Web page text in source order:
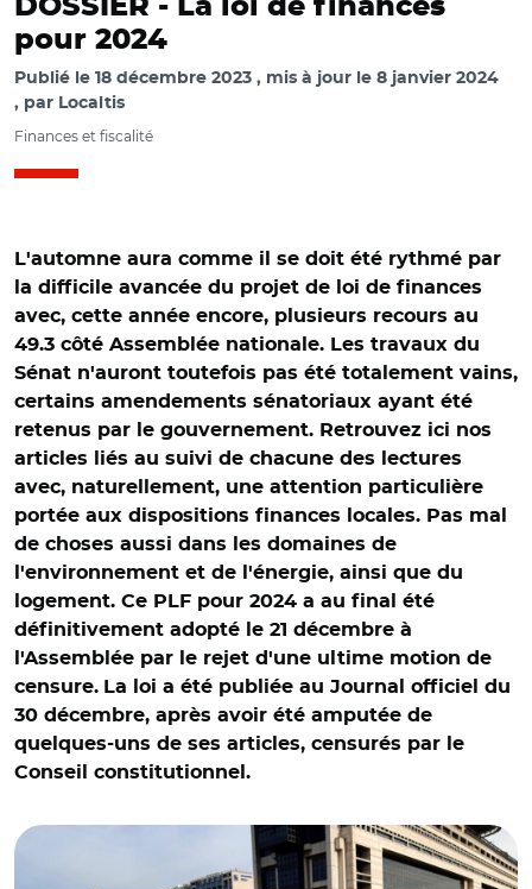
DOSSIER - La loi de finances
pour 2024
Publié le 18 décembre 2023 mis à jour le 8 janvier 2024
par Localtis
Finances et fiscalité
L'automne aura comme il se doit été rythmé par
la difficile avancée du projet de loi de finances
avec, cette année encore, plusieurs recours au
49.3 côté Assemblée nationale. Les travaux du
Sénat n'auront toutefois pas été totalement vains,
certains amendements sénatoriaux ayant été
retenus par le gouvernement. Retrouvez ici nos
articles liés au suivi de chacune des lectures
avec, naturellement, une attention particulière
portée aux dispositions finances locales. Pas mal
de choses aussi dans les domaines de
l'environnement et de l'énergie, ainsi que du
logement. Ce PLF pour 2024 a au final été
définitivement adopté le 21 décembre à
l'Assemblée par le rejet d'une ultime motion de
censure. La loi a été publiée au Journal officiel du
30 décembre, après avoir été amputée de
quelques-uns de ses articles, censurés par le
Conseil constitutionnel.